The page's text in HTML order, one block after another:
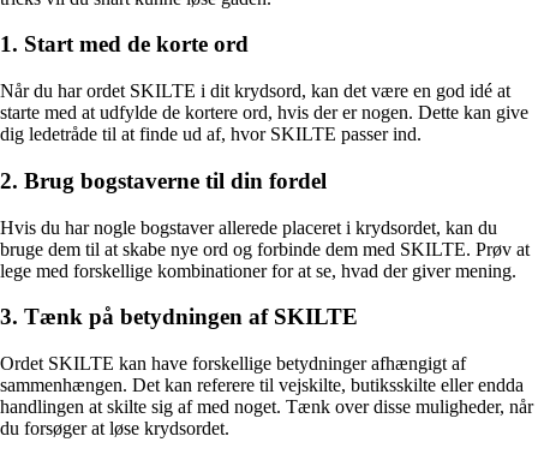
1. Start med de korte ord
Når du har ordet SKILTE i dit krydsord, kan det være en god idé at
starte med at udfylde de kortere ord, hvis der er nogen. Dette kan give
dig ledetråde til at finde ud af, hvor SKILTE passer ind.
2. Brug bogstaverne til din fordel
Hvis du har nogle bogstaver allerede placeret i krydsordet, kan du
bruge dem til at skabe nye ord og forbinde dem med SKILTE. Prøv at
lege med forskellige kombinationer for at se, hvad der giver mening.
3. Tænk på betydningen af SKILTE
Ordet SKILTE kan have forskellige betydninger afhængigt af
sammenhængen. Det kan referere til vejskilte, butiksskilte eller endda
handlingen at skilte sig af med noget. Tænk over disse muligheder, når
du forsøger at løse krydsordet.